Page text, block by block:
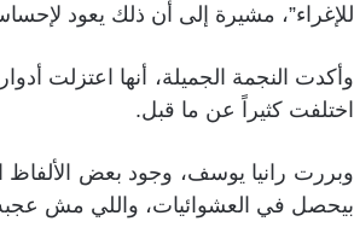
للإغراء”، مشيرة إلى أن ذلك يعود
وأكدت النجمة الجميلة، أنها اعتزلت
اختلفت كثيراً عن ما قبل.
وبررت رانيا يوسف، وجود بعض الألفاظ
بيحصل في العشوائيات، واللي مش